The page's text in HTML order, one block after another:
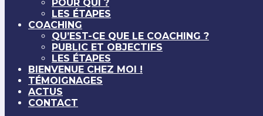
POUR QUI ?
LES ÉTAPES
COACHING
QU’EST-CE QUE LE COACHING ?
PUBLIC ET OBJECTIFS
LES ÉTAPES
BIENVENUE CHEZ MOI !
TÉMOIGNAGES
ACTUS
CONTACT